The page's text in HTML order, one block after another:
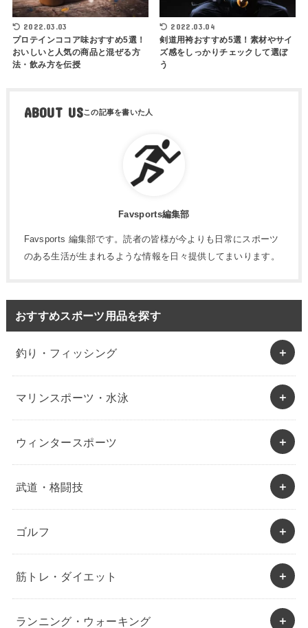
2022.03.03
プロテインココア味おすすめ5選！
おいしいと人気の商品と混ぜる方
法・飲み方を伝授
2022.03.04
剣道用袴おすすめ5選！素材やサイ
ズ感をしっかりチェックして選ぼ
う
ABOUT US
Favsports編集部
Favsports 編集部です。読者の皆様が今よりも日常にスポーツ
のある生活が生まれるような情報を日々提供してまいります。
おすすめスポーツ用品を探す
釣り・フィッシング
マリンスポーツ・水泳
ウィンタースポーツ
武道・格闘技
ゴルフ
筋トレ・ダイエット
ランニング・ウォーキング